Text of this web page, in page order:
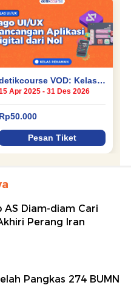
AS Diam-diam Cari
Perang Iran
Pangkas 274 BUMN